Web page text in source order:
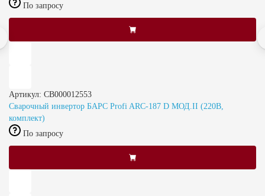
По запросу
Артикул: СВ000012553
Сварочный инвертор БАРС Profi ARC-187 D МОД.II (220В,
комплект)
По запросу